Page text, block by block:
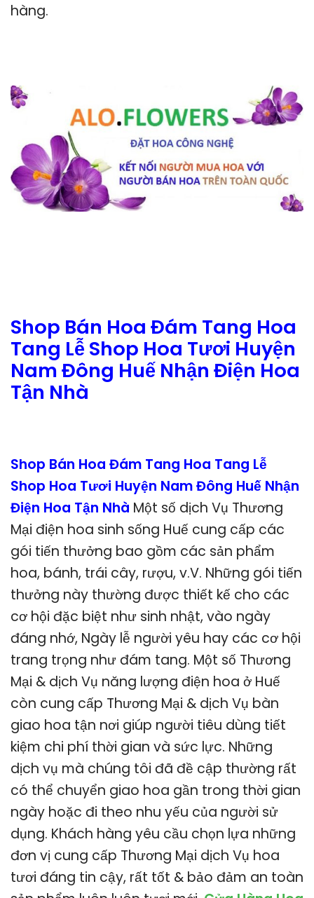
hàng.
Shop Bán Hoa Đám Tang Hoa
Tang Lễ Shop Hoa Tươi Huyện
Nam Đông Huế Nhận Điện Hoa
Tận Nhà
Shop Bán Hoa Đám Tang Hoa Tang Lễ
Shop Hoa Tươi Huyện Nam Đông Huế Nhận
Điện Hoa Tận Nhà Một số dịch Vụ Thương
Mại điện hoa sinh sống Huế cung cấp các
gói tiến thưởng bao gồm các sản phẩm
hoa, bánh, trái cây, rượu, v.V. Những gói tiến
thưởng này thường được thiết kế cho các
cơ hội đặc biệt như sinh nhật, vào ngày
đáng nhớ, Ngày lễ người yêu hay các cơ hội
trang trọng như đám tang. Một số Thương
Mại & dịch Vụ năng lượng điện hoa ở Huế
còn cung cấp Thương Mại & dịch Vụ bàn
giao hoa tận nơi giúp người tiêu dùng tiết
kiệm chi phí thời gian và sức lực. Những
dịch vụ mà chúng tôi đã đề cập thường rất
có thể chuyển giao hoa gần trong thời gian
ngày hoặc đi theo nhu yếu của người sử
dụng. Khách hàng yêu cầu chọn lựa những
đơn vị cung cấp Thương Mại dịch Vụ hoa
tươi đáng tin cậy, rất tốt & bảo đảm an toàn